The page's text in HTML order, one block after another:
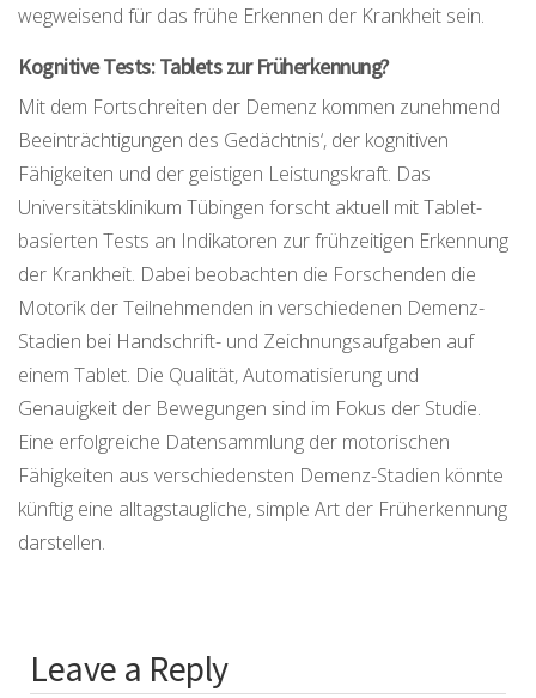
wegweisend für das frühe Erkennen der Krankheit sein.
Kognitive Tests: Tablets zur Früherkennung?
Mit dem Fortschreiten der Demenz kommen zunehmend
Beeinträchtigungen des Gedächtnis‘, der kognitiven
Fähigkeiten und der geistigen Leistungskraft. Das
Universitätsklinikum Tübingen forscht aktuell mit Tablet-
basierten Tests an Indikatoren zur frühzeitigen Erkennung
der Krankheit. Dabei beobachten die Forschenden die
Motorik der Teilnehmenden in verschiedenen Demenz-
Stadien bei Handschrift- und Zeichnungsaufgaben auf
einem Tablet. Die Qualität, Automatisierung und
Genauigkeit der Bewegungen sind im Fokus der Studie.
Eine erfolgreiche Datensammlung der motorischen
Fähigkeiten aus verschiedensten Demenz-Stadien könnte
künftig eine alltagstaugliche, simple Art der Früherkennung
darstellen.
Leave a Reply